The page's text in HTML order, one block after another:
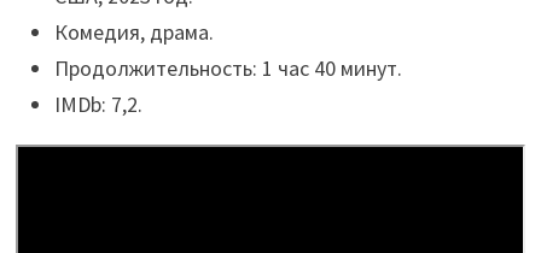
Комедия, драма.
Продолжительность: 1 час 40 минут.
IMDb: 7,2.